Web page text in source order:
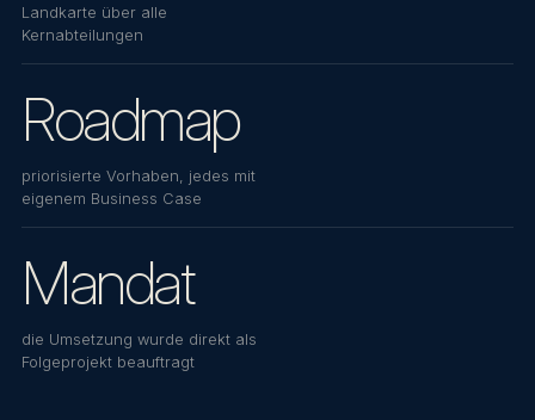
Landkarte über alle
Kernabteilungen
Roadmap
priorisierte Vorhaben, jedes mit
eigenem Business Case
Mandat
die Umsetzung wurde direkt als
Folgeprojekt beauftragt